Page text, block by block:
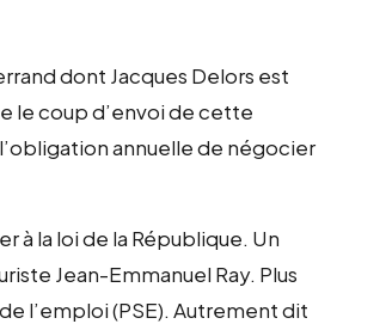
dont Jacques Delors est
le coup d’envoi de cette
annuelle de négocier
à la loi de la République. Un
Jean-Emmanuel Ray. Plus
l’emploi (PSE). Autrement dit